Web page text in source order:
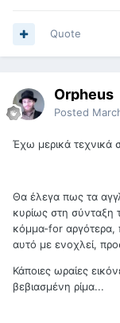
Quote
Orpheus
Posted
Έχω μερικά τεχνικά
Θα έλεγα πως τα
κυρίως στη
κόμμα-for αργότερα,
αυτό με ενοχλεί,
Κάποιες ωραίες
βεβιασμένη ρίμα...